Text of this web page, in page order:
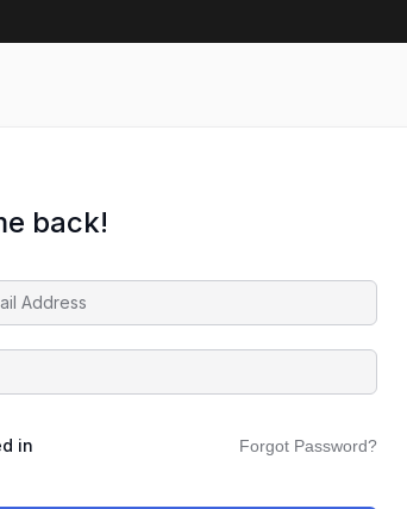
back!
in Forgot Password?